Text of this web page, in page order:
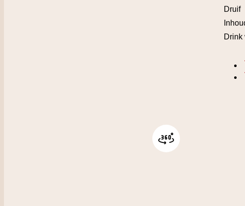
Druif
Drink